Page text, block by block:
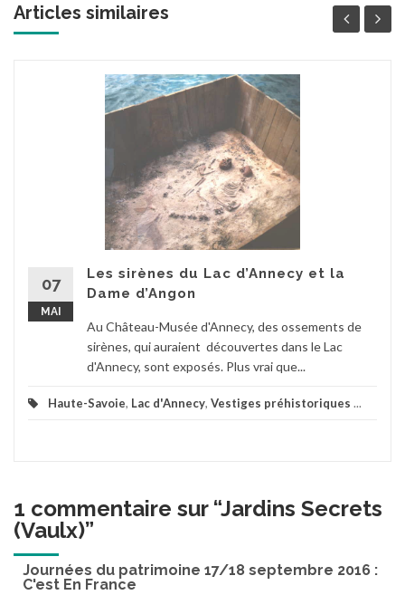
Articles similaires
07
MAI
Les sirènes du Lac d’Annecy et la
Dame d’Angon
Au Château-Musée d'Annecy, des ossements de
sirènes, qui auraient découvertes dans le Lac
d'Annecy, sont exposés. Plus vrai que...
Haute-Savoie, Lac d'Annecy, Vestiges préhistoriques ...
1 commentaire sur “Jardins Secrets
(Vaulx)”
Journées du patrimoine 17/18 septembre 2016 :
C'est En France